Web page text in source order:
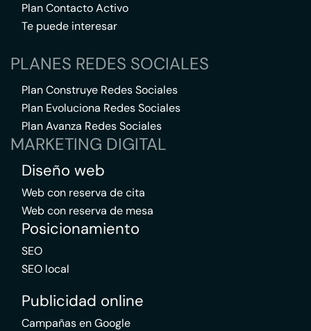
Plan Contacto Activo
Te puede interesar
PLANES REDES SOCIALES
Plan Construye Redes Sociales
Plan Evoluciona Redes Sociales
Plan Avanza Redes Sociales
MARKETING DIGITAL
Diseño web
Web con reserva de cita
Web con reserva de mesa
Posicionamiento
SEO
SEO local
Publicidad online
Campañas en Google